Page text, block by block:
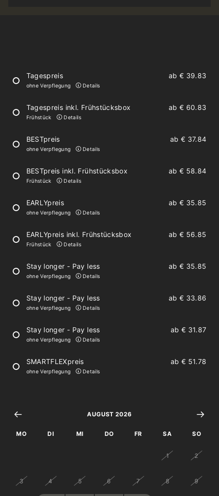
Wohnbereich mit Ausziehcouch
Sat-TV
Balkon mit Aussicht
Safe
2 Badezimmer mit Dusche/WC bzw.
Badewanne/WC
Fön
Handtücher und Bettwäsche
Badetasche mit Bademantel, Schlappen
und Badetuch
Geschirrspüler
Kühlschrank
Ceran-Kochfeld, Mikrowelle-Backofen
Töpfe, Geschirr und Besteck
Tagespreis
ohne Verpflegung Details
ab € 39.83
Tagespreis inkl. Frühstücksbox
Frühstück Details
ab € 60.83
BESTpreis
ohne Verpflegung Details
ab € 37.84
BESTpreis inkl. Frühstücksbox
Frühstück Details
ab € 58.84
EARLYpreis
ohne Verpflegung Details
ab € 35.85
EARLYpreis inkl. Frühstücksbox
Frühstück Details
ab € 56.85
Stay longer - Pay less
ohne Verpflegung Details
ab € 35.85
Stay longer - Pay less
ohne Verpflegung Details
ab € 33.86
Stay longer - Pay less
ohne Verpflegung Details
ab € 31.87
SMARTFLEXpreis
ohne Verpflegung Details
ab € 51.78
AUGUST 2026
MO DI MI DO FR SA SO
1 2
3 4 5 6 7 8 9